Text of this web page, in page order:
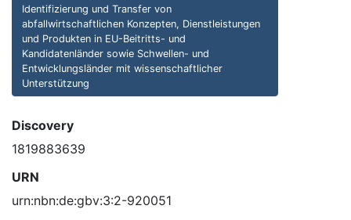
Identifizierung und Transfer von
abfallwirtschaftlichen Konzepten, Dienstleistungen
und Produkten in EU-Beitritts- und
Kandidatenländer sowie Schwellen- und
Entwicklungsländer mit wissenschaftlicher
Unterstützung
Discovery
1819883639
URN
urn:nbn:de:gbv:3:2-920051